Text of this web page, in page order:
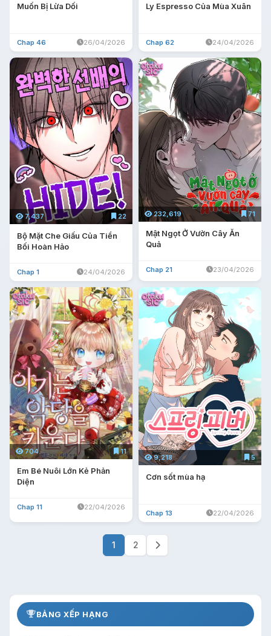
Muốn Bị Lừa Dối
Chap 46 26/04/2026
Ly Espresso Của Mùa Xuân
Chap 62 24/04/2026
7,437 22
Bộ Mặt Che Giấu Của Tiền
Bối Hoàn Hảo
Chap 1 24/04/2026
232,619 71
Mật Ngọt Ở Vườn Cây Ăn
Quả
Chap 21 23/04/2026
704 11
Em Bé Nuôi Lớn Kẻ Phản
Diện
Chap 11 22/04/2026
9,218 5
Cơn sốt mùa hạ
Chap 13 22/04/2026
1 2
BẢNG XẾP HẠNG